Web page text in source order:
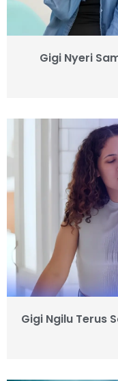
Gigi Nyeri
Gigi Ngilu Terus